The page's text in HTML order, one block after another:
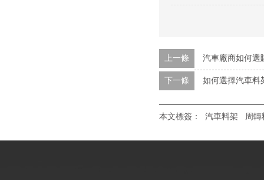
上一條 汽車廠商如何選
下一條 如何選擇汽車料
本文標簽： 汽車料架 周轉